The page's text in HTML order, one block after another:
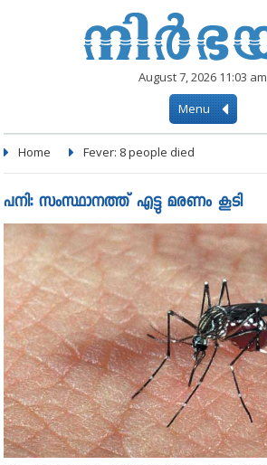
August 7, 2026 11:03 am
Menu
Home Fever: 8 people died
പനി: സംസ്ഥാനത്ത് എട്ടു മരണം കൂടി